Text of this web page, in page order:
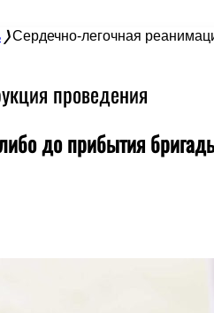
❭Сердечно-легочная
проведения
до прибытия